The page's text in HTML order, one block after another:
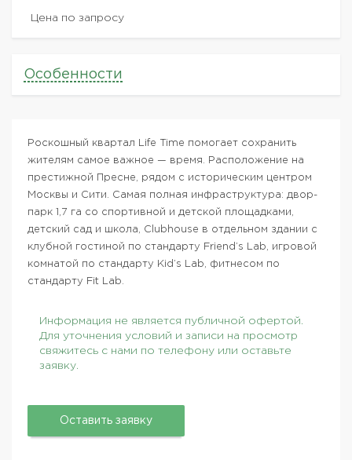
Цена по запросу
Особенности
Роскошный квартал Life Time помогает сохранить
жителям самое важное — время. Расположение на
престижной Пресне, рядом с историческим центром
Москвы и Сити. Самая полная инфраструктура: двор-
парк 1,7 га со спортивной и детской площадками,
детский сад и школа, Clubhouse в отдельном здании с
клубной гостиной по стандарту Friend’s Lab, игровой
комнатой по стандарту Kid’s Lab, фитнесом по
стандарту Fit Lab.
Информация не является публичной офертой.
Для уточнения условий и записи на просмотр
свяжитесь с нами по телефону или оставьте
заявку.
Оставить заявку